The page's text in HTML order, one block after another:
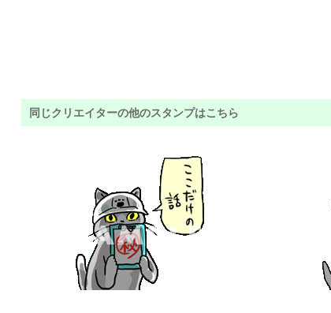
同じクリエイターの他のスタンプはこちら